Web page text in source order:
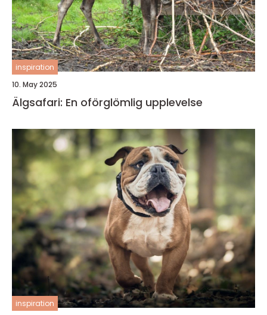
inspiration
10. May 2025
Älgsafari: En oförglömlig upplevelse
inspiration